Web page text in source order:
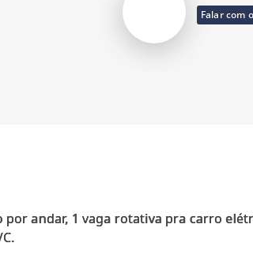
Falar com
andar, 1 vaga rotativa pra carro